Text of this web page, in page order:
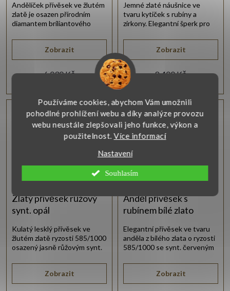
Používáme cookies, abychom Vám umožnili
pohodlné prohlížení webu a díky analýze provozu
webu neustále zlepšovali jeho funkce, výkon a
použitelnost.Více informací
Nastavení
Souhlasím
6 030 Kč
Zobrazit
Andělíček přívěsek ve žlutém
zlatě je osazen přírodním
diamantem briliantového
8 400 Kč
Zobrazit
Jemné zlaté náušnice ve
tvaru kytiček s rubíny a
zirkony. Elegantní šperk pro
Vlastní výroba
Zlatý přívěsek růžový
synt. opál
Zobrazit
Kulatý lesklý přívěsek ve
žlutém zlatě ryzosti 585/1000
osazený jasně růžovým synt.
Anděl přívěsek s
rubínem bílé zlato
Zobrazit
Elegantní přívěsek ve tvaru
anděla z bílého zlata o ryzosti
585/1000 se synt. červeným